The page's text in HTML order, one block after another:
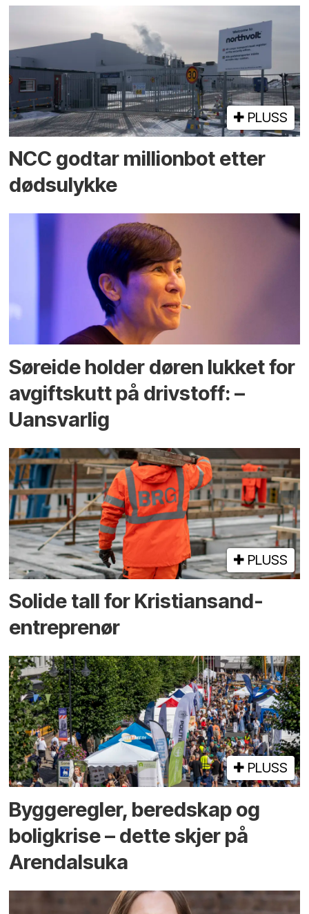
PLUSS
NCC godtar millionbot etter
dødsulykke
Søreide holder døren lukket for
avgiftskutt på drivstoff: –
Uansvarlig
PLUSS
Solide tall for Kristiansand-
entreprenør
PLUSS
Bygge­regler, beredskap og
bolig­krise – dette skjer på
Arendals­uka